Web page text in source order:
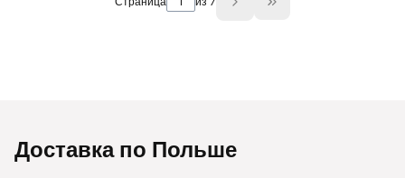
Go to the last page
Доставка по Польше